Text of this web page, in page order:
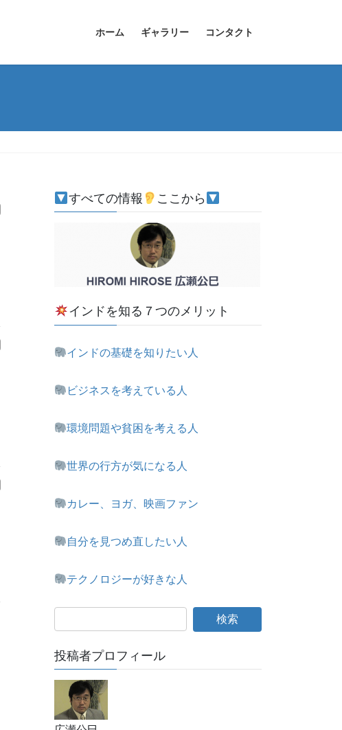
ホーム ギャラリー コンタクト
すべての情報 ここから
インドを知る７つのメリット
インドの基礎を知りたい人
ビジネスを考えている人
環境問題や貧困を考える人
世界の行方が気になる人
カレー、ヨガ、映画ファン
自分を見つめ直したい人
テクノロジーが好きな人
投稿者プロフィール